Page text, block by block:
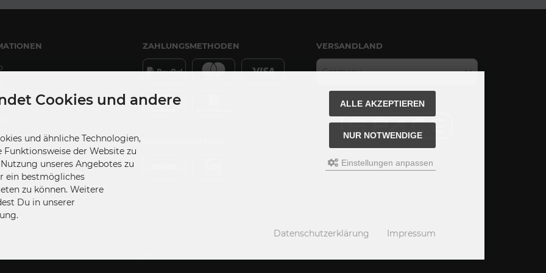
ZAHLUNGSMETHODEN VERSANDLAND
Germany
Cookies und andere
und ähnliche Technologien,
der Website zu
unseres Angebotes zu
ein bestmögliches
zu können. Weitere
Du in unserer
ALLE AKZEPTIEREN
NUR NOTWENDIGE
Einstellungen anpassen
Datenschutzerklärung Impressum